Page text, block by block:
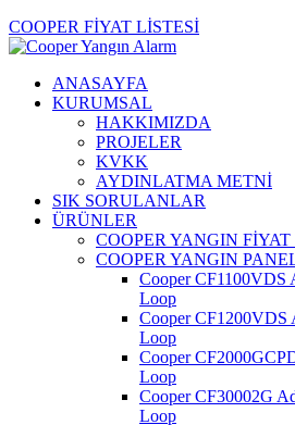
COOPER FİYAT LİSTESİ
ANASAYFA
KURUMSAL
HAKKIMIZDA
PROJELER
KVKK
AYDINLATMA METNİ
SIK SORULANLAR
ÜRÜNLER
COOPER YANGIN FİYAT
COOPER YANGIN
Cooper CF1100VDS
Loop
Cooper CF1200VDS
Loop
Cooper
Loop
Cooper CF30002G
Loop